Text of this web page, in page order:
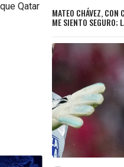
Qatar
MATEO CHÁVEZ,
ME SIENTO SEGURO;